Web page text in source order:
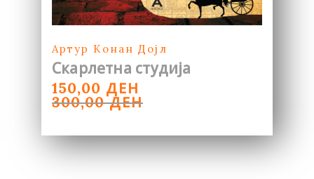
Артур Конан Дојл
Скарлетна студија
300,00ДЕН
ORIGINAL
PRICE
WAS:
150,00 ДЕН
CURRENT
PRICE
IS: